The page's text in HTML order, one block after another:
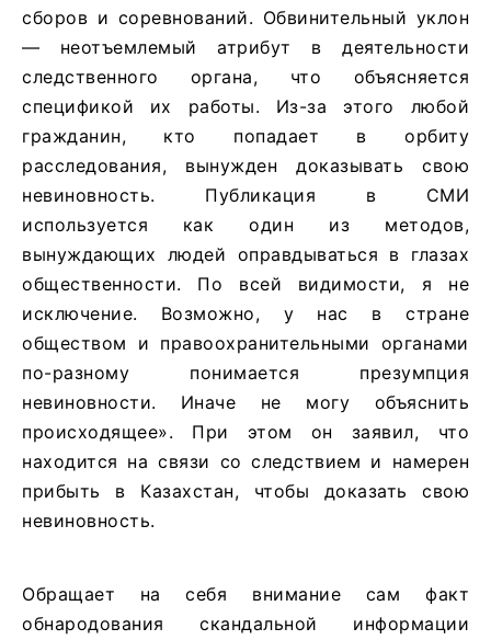
сборов и соревнований. Обвинительный уклон
— неотъемлемый атрибут в деятельности
следственного органа, что объясняется
спецификой их работы. Из-за этого любой
гражданин, кто попадает в орбиту
расследования, вынужден доказывать свою
невиновность. Публикация в СМИ
используется как один из методов,
вынуждающих людей оправдываться в глазах
общественности. По всей видимости, я не
исключение. Возможно, у нас в стране
обществом и правоохранительными органами
по-разному понимается презумпция
невиновности. Иначе не могу объяснить
происходящее». При этом он заявил, что
находится на связи со следствием и намерен
прибыть в Казахстан, чтобы доказать свою
невиновность.
Обращает на себя внимание сам факт
обнародования скандальной информации